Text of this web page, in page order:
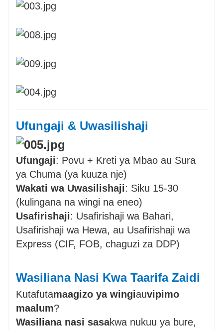
Ufungaji & Uwasilishaji
Ufungaji: Povu + Kreti ya Mbao au Sura
ya Chuma (ya kuuza nje)
Wakati wa Uwasilishaji: Siku 15-30
(kulingana na wingi na eneo)
Usafirishaji: Usafirishaji wa Bahari,
Usafirishaji wa Hewa, au Usafirishaji wa
Express (CIF, FOB, chaguzi za DDP)
Wasiliana Nasi Kwa Taarifa Zaidi
Kutafutamaagizo ya wingiauvipimo
maalum?
Wasiliana nasi sasakwa nukuu ya bure,